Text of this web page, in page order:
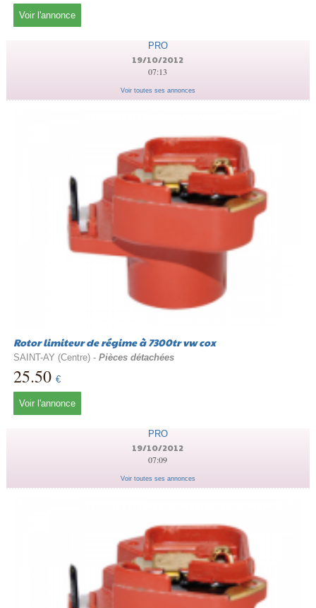
Voir l'annonce
PRO
19/10/2012
07:13
Voir toutes ses annonces
Rotor limiteur de régime à 7300tr vw cox
SAINT-AY (Centre) - Pièces détachées
25.50 €
Voir l'annonce
PRO
19/10/2012
07:09
Voir toutes ses annonces